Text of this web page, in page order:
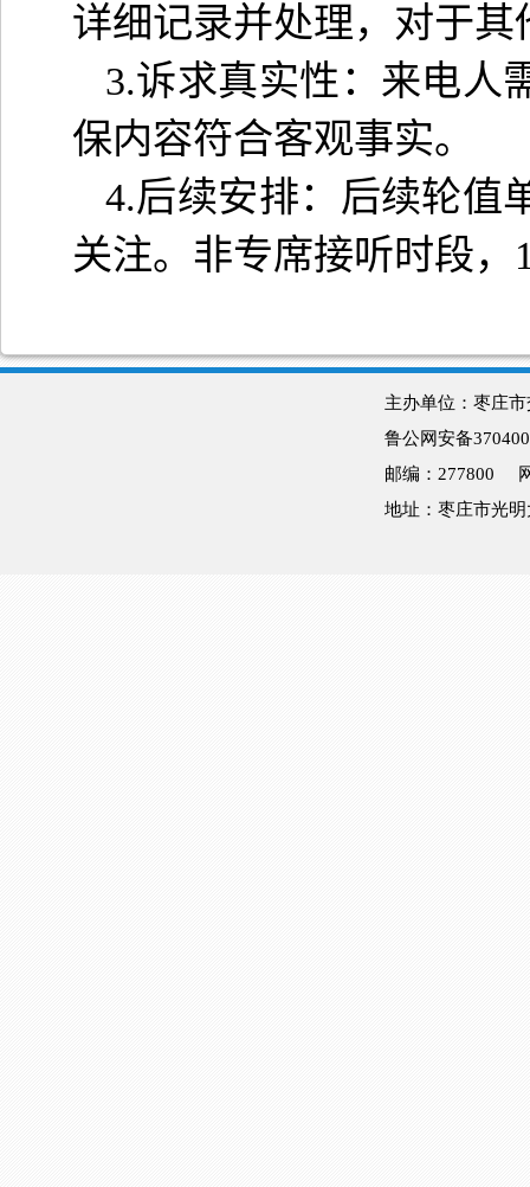
详细记录并处理，对于
3.诉求真实性：来电人
保内容符合客观事实。
4.后续安排：后续轮值
关注。非专席接听时段，
主办单位：枣庄
鲁公网安备
邮编：277800
地址：枣庄市光